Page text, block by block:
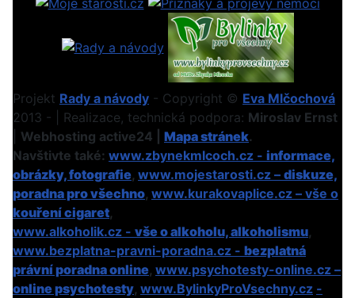
Projekt Rady a návody - Copyright © Eva Mlčochová
2013 - | Realizace, technická podpora: Miroslav Ernst
Webhosting active24 | Mapa stránek.
Navštivte také: www.zbynekmlcoch.cz - informace,
obrázky, fotografie, www.mojestarosti.cz – diskuze,
poradna pro všechno, www.kurakovaplice.cz – vše o
kouření cigaret,
www.alkoholik.cz - vše o alkoholu, alkoholismu,
www.bezplatna-pravni-poradna.cz - bezplatná
právní poradna online, www.psychotesty-online.cz –
online psychotesty, www.BylinkyProVsechny.cz -